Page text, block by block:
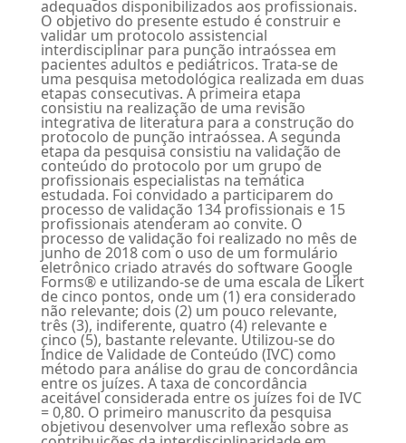
adequados disponibilizados aos profissionais.
O objetivo do presente estudo é construir e
validar um protocolo assistencial
interdisciplinar para punção intraóssea em
pacientes adultos e pediátricos. Trata-se de
uma pesquisa metodológica realizada em duas
etapas consecutivas. A primeira etapa
consistiu na realização de uma revisão
integrativa de literatura para a construção do
protocolo de punção intraóssea. A segunda
etapa da pesquisa consistiu na validação de
conteúdo do protocolo por um grupo de
profissionais especialistas na temática
estudada. Foi convidado a participarem do
processo de validação 134 profissionais e 15
profissionais atenderam ao convite. O
processo de validação foi realizado no mês de
junho de 2018 com o uso de um formulário
eletrônico criado através do software Google
Forms® e utilizando-se de uma escala de Likert
de cinco pontos, onde um (1) era considerado
não relevante; dois (2) um pouco relevante,
três (3), indiferente, quatro (4) relevante e
cinco (5), bastante relevante. Utilizou-se do
Índice de Validade de Conteúdo (IVC) como
método para análise do grau de concordância
entre os juízes. A taxa de concordância
aceitável considerada entre os juízes foi de IVC
= 0,80. O primeiro manuscrito da pesquisa
objetivou desenvolver uma reflexão sobre as